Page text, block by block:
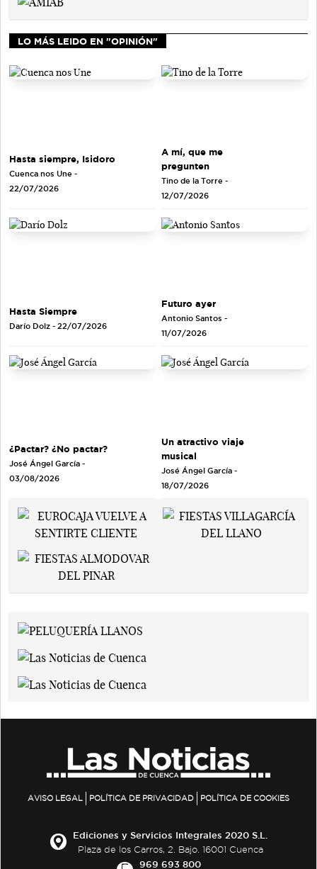
LO MÁS LEIDO EN "OPINIÓN"
Hasta siempre, Isidoro
Cuenca nos Une -
22/07/2026
A mí, que me
pregunten
Tino de la Torre -
12/07/2026
Hasta Siempre
Darío Dolz - 22/07/2026
Futuro ayer
Antonio Santos -
11/07/2026
¿Pactar? ¿No pactar?
José Ángel García -
03/08/2026
Un atractivo viaje
musical
José Ángel García -
18/07/2026
AVISO LEGAL POLÍTICA DE PRIVACIDAD POLÍTICA DE COOKIES
Ediciones y Servicios Integrales 2020 S.L.
Plaza de los Carros, 2. Bajo. 16001 Cuenca
969 693 800